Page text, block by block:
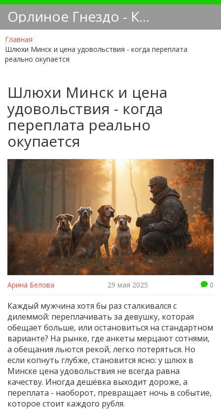
Орлиное Гнездо - Кинологический блог
Главная
Шлюхи Минск и цена удовольствия - когда переплата
реально окупается
Шлюхи Минск и цена
удовольствия - когда
переплата реально
окупается
Арина Белова 29 мая 2025 0
Каждый мужчина хотя бы раз сталкивался с
дилеммой: переплачивать за девушку, которая
обещает больше, или остановиться на стандартном
варианте? На рынке, где анкеты мерцают сотнями,
а обещания льются рекой, легко потеряться. Но
если копнуть глубже, становится ясно: у шлюх в
Минске цена удовольствия не всегда равна
качеству. Иногда дешёвка выходит дороже, а
переплата - наоборот, превращает ночь в событие,
которое стоит каждого рубля.